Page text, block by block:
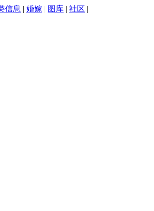
信息 | 婚嫁 | 图库 | 社区 |